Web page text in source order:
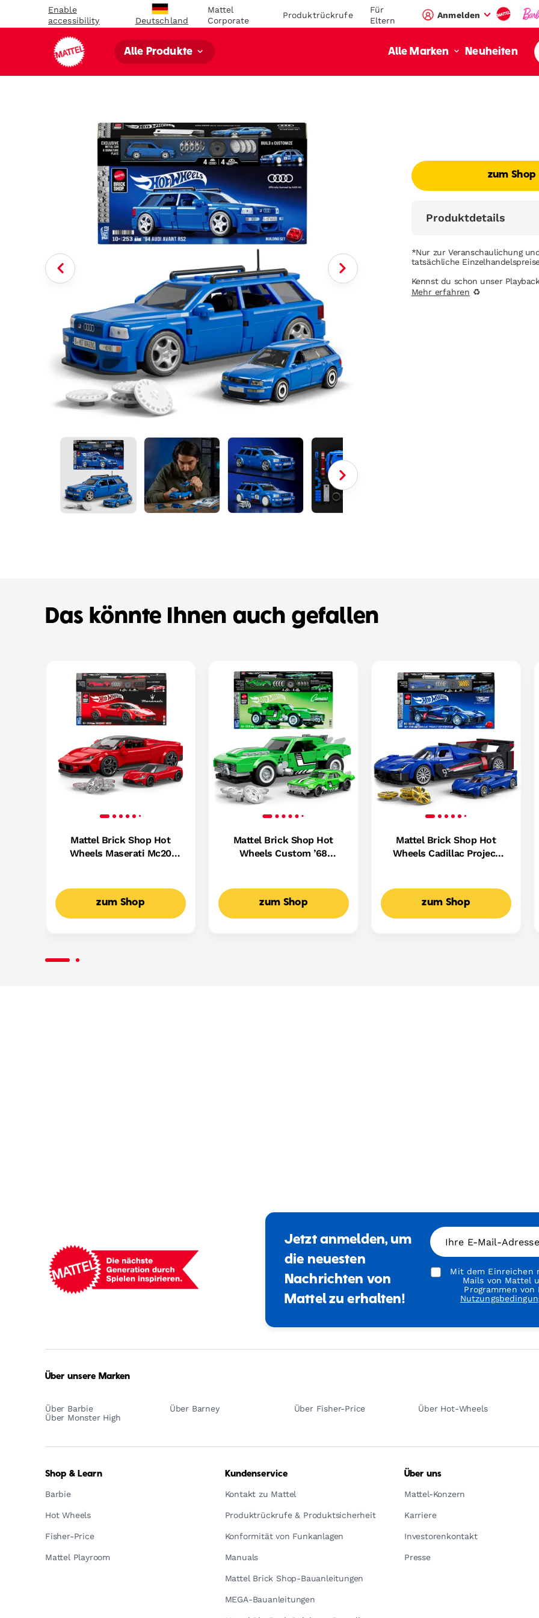
Enable
accessibility
Deutschland
Mattel
Corporate
Produktrückrufe
Für
Eltern
Anmelden
Alle Produkte Alle Marken Neuheiten
zum Shop
Produktdetails
*Nur zur Veranschaulichung
tatsächliche
Kennst du schon unser Playback
Mehr erfahren ♻
Das könnte Ihnen auch gefallen
Mattel Brick Shop Hot
Wheels Maserati Mc20
zum Shop
Mattel Brick Shop Hot
Wheels Custom ’68
zum Shop
Mattel Brick Shop Hot
Wheels Cadillac Project
zum Shop
Through
Jetzt anmelden, um
die neuesten
Nachrichten von
Mattel zu erhalten!
Ihre E-Mail-Adresse
Mit dem Einreichen
Mails von Mattel
Programmen
Über unsere Marken
Über Barbie Über Barney Über Fisher-Price Über Hot-Wheels
Über Monster High
Shop & Learn
Barbie
Hot Wheels
Fisher-Price
Mattel Playroom
Kundenservice
Kontakt zu Mattel
Produktrückrufe & Produktsicherheit
Konformität von Funkanlagen
Manuals
Mattel Brick Shop-Bauanleitungen
MEGA-Bauanleitungen
Über uns
Mattel-Konzern
Karriere
Investorenkontakt
Presse